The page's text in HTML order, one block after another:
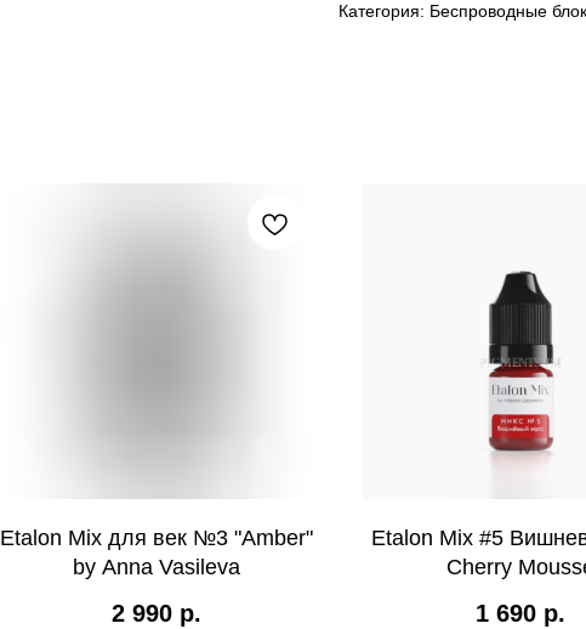
Категория: Беспроводные
Etalon Mix для век №3 "Amber"
by Anna Vasileva
2 990 р.
Etalon Mix #5
Cherry
1 690 р.